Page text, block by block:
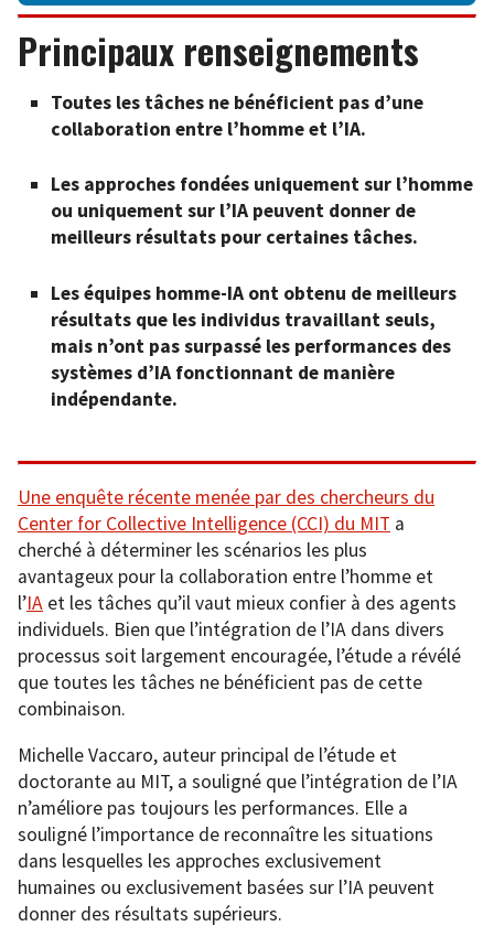
Principaux renseignements
Toutes les tâches ne bénéficient pas d’une
collaboration entre l’homme et l’IA.
Les approches fondées uniquement sur l’homme
ou uniquement sur l’IA peuvent donner de
meilleurs résultats pour certaines tâches.
Les équipes homme-IA ont obtenu de meilleurs
résultats que les individus travaillant seuls,
mais n’ont pas surpassé les performances des
systèmes d’IA fonctionnant de manière
indépendante.
Une enquête récente menée par des chercheurs du
Center for Collective Intelligence (CCI) du MIT a
cherché à déterminer les scénarios les plus
avantageux pour la collaboration entre l’homme et
l’IA et les tâches qu’il vaut mieux confier à des agents
individuels. Bien que l’intégration de l’IA dans divers
processus soit largement encouragée, l’étude a révélé
que toutes les tâches ne bénéficient pas de cette
combinaison.
Michelle Vaccaro, auteur principal de l’étude et
doctorante au MIT, a souligné que l’intégration de l’IA
n’améliore pas toujours les performances. Elle a
souligné l’importance de reconnaître les situations
dans lesquelles les approches exclusivement
humaines ou exclusivement basées sur l’IA peuvent
donner des résultats supérieurs.